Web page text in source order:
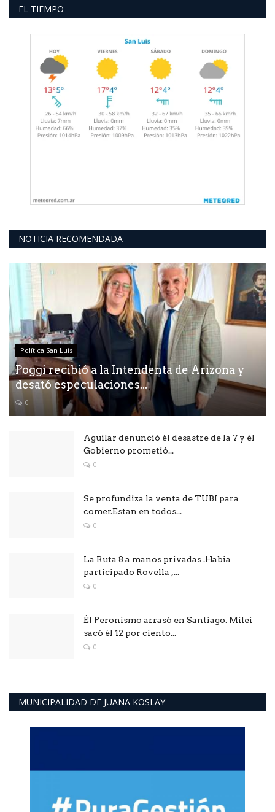
EL TIEMPO
NOTICIA RECOMENDADA
Política San Luis
Poggi recibió a la Intendenta de Arizona y
desató especulaciones...
0
Aguilar denunció él desastre de la 7 y él
Gobierno prometió...
0
Se profundiza la venta de TUBI para
comer.Estan en todos...
0
La Ruta 8 a manos privadas .Habia
participado Rovella ,...
0
Él Peronismo arrasó en Santiago. Milei
sacó él 12 por ciento...
0
MUNICIPALIDAD DE JUANA KOSLAY